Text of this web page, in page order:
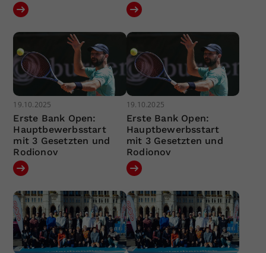
19.10.2025
Erste Bank Open:
Hauptbewerbsstart
mit 3 Gesetzten und
Rodionov
19.10.2025
Erste Bank Open:
Hauptbewerbsstart
mit 3 Gesetzten und
Rodionov